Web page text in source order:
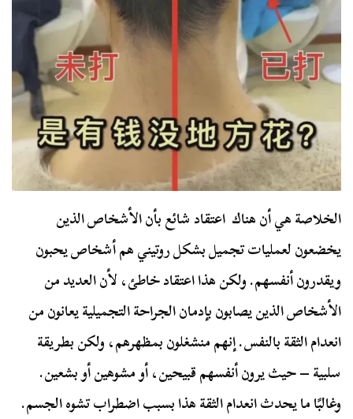
الخلاصة هي أن هناك اعتقاد شائع بأن الأشخاص الذين
يخضعون لعمليات تجميل بشكل روتيني هم أشخاص يحبون
ويقدرون أنفسهم. ولكن هذا اعتقاد خاطئ، لأن العديد من
الأشخاص الذين يصابون بإدمان الجراحة التجميلية يعانون من
انعدام الثقة بالنفس. إنهم منشغلون بمظهرهم، ولكن بطريقة
سلبية – حيث يرون أنفسهم قبيحين، أو مشوهين أو بشعين.
وغالبًا ما يحدث انعدام الثقة هذا بسبب اضطراب تشوه الجسم.